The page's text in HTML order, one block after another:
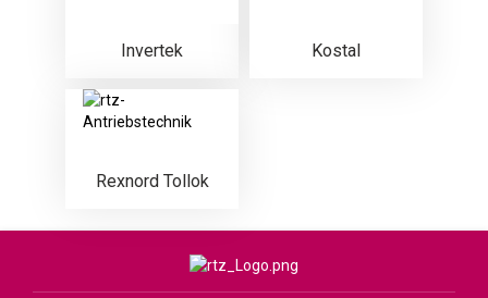
Invertek Kostal
Rexnord Tollok